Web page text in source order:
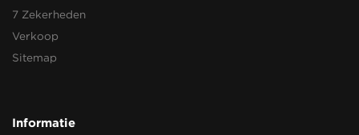
7 Zekerheden
Verkoop
Sitemap
Informatie